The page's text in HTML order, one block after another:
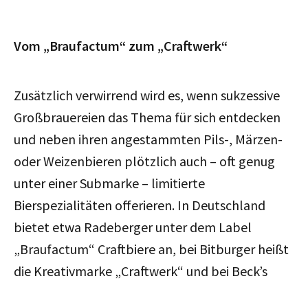
Vom „Braufactum“ zum „Craftwerk“
Zusätzlich verwirrend wird es, wenn sukzessive
Großbrauereien das Thema für sich entdecken
und neben ihren angestammten Pils-, Märzen-
oder Weizenbieren plötzlich auch – oft genug
unter einer Submarke – limitierte
Bierspezialitäten offerieren. In Deutschland
bietet etwa Radeberger unter dem Label
„Braufactum“ Craftbiere an, bei Bitburger heißt
die Kreativmarke „Craftwerk“ und bei Beck’s